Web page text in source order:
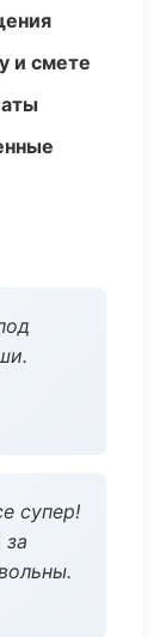
и смете
супер!
за